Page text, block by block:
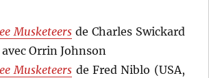
Musketeers de Charles Swickard
Orrin Johnson
Musketeers de Fred Niblo (USA,